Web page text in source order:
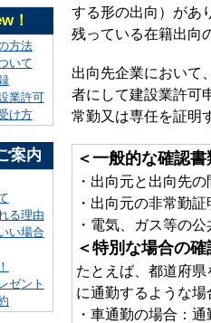
する形の出向）があ
残っている在籍出向
出向先企業において
者にして建設業許可
常勤又は専任を証明
＜一般的な確認書
・出向元と出向先
・出向元の非常勤
・電気、ガス等の
＜特別な場合の確
たとえば、都道府
に通勤するような
・車通勤の場合：
！
方法
いて
業許可
け方
案内
る理由
い場合
ゼント